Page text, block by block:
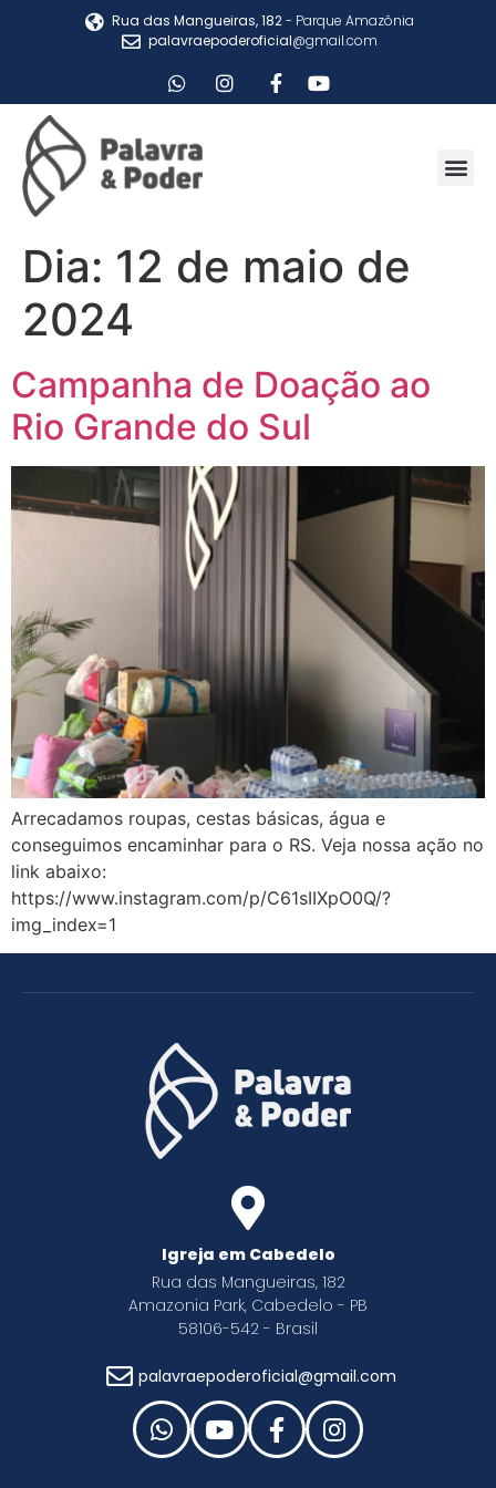
Rua das Mangueiras, 182- Parque Amazônia
palavraepoderoficial@gmail.com
Dia: 12 de maio de
2024
Campanha de Doação ao
Rio Grande do Sul
Arrecadamos roupas, cestas básicas, água e
conseguimos encaminhar para o RS. Veja nossa ação no
link abaixo:
https://www.instagram.com/p/C61sIIXpO0Q/?
img_index=1
Igreja em Cabedelo
Rua das Mangueiras, 182
Amazonia Park, Cabedelo - PB
58106-542 - Brasil
palavraepoderoficial@gmail.com